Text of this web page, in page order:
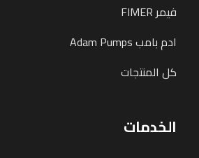
فيمر FIMER
ادم بامب Adam Pumps
كل المنتجات
الخدمات